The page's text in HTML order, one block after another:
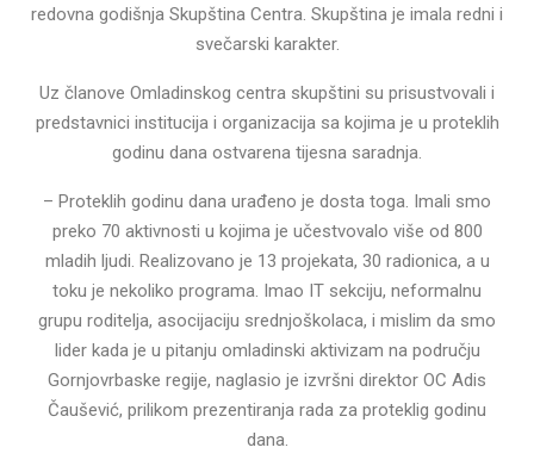
redovna godišnja Skupština Centra. Skupština je imala redni i
svečarski karakter.
Uz članove Omladinskog centra skupštini su prisustvovali i
predstavnici institucija i organizacija sa kojima je u proteklih
godinu dana ostvarena tijesna saradnja.
– Proteklih godinu dana urađeno je dosta toga. Imali smo
preko 70 aktivnosti u kojima je učestvovalo više od 800
mladih ljudi. Realizovano je 13 projekata, 30 radionica, a u
toku je nekoliko programa. Imao IT sekciju, neformalnu
grupu roditelja, asocijaciju srednjoškolaca, i mislim da smo
lider kada je u pitanju omladinski aktivizam na području
Gornjovrbaske regije, naglasio je izvršni direktor OC Adis
Čaušević, prilikom prezentiranja rada za proteklig godinu
dana.